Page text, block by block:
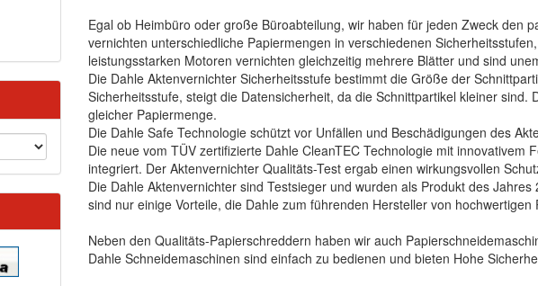
Egal ob Heimbüro oder große Büroabteilung, wir haben für jeden Zweck den
vernichten unterschiedliche Papiermengen in verschiedenen
leistungsstarken Motoren vernichten gleichzeitig mehrere Blätter und sind
Die Dahle Aktenvernichter Sicherheitsstufe bestimmt die Größe der
Sicherheitsstufe, steigt die Datensicherheit, da die Schnittpartikel kleiner
gleicher Papiermenge.
Die Dahle Safe Technologie schützt vor Unfällen und Beschädigungen des
Die neue vom TÜV zertifizierte Dahle CleanTEC Technologie mit innovativem
integriert. Der Aktenvernichter Qualitäts-Test ergab einen wirkungsvollen
Die Dahle Aktenvernichter sind Testsieger und wurden als Produkt des
sind nur einige Vorteile, die Dahle zum führenden Hersteller von
Neben den Qualitäts-Papierschreddern haben wir auch
Dahle Schneidemaschinen sind einfach zu bedienen und bieten Hohe